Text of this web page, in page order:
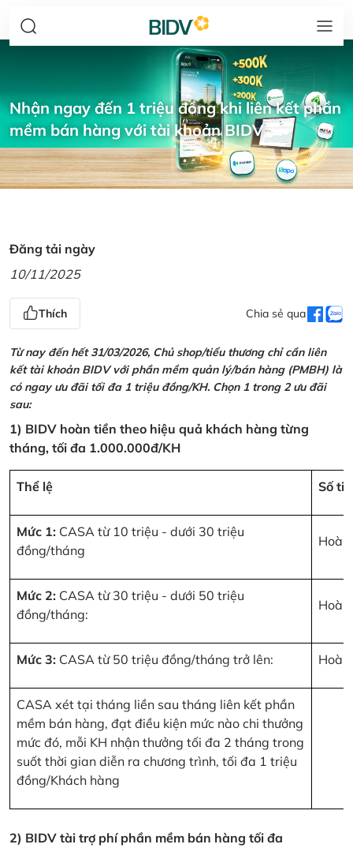
Nhận ngay đến 1 triệu đồng khi liên kết phần
mềm bán hàng với tài khoản BIDV
Đăng tải ngày
10/11/2025
Thích Chia sẻ qua
Từ nay đến hết 31/03/2026, Chủ shop/tiểu thương chỉ cần liên
kết tài khoản BIDV với phần mềm quản lý/bán hàng (PMBH) là
có ngay ưu đãi tối đa 1 triệu đồng/KH. Chọn 1 trong 2 ưu đãi
sau:
1) BIDV hoàn tiền theo hiệu quả khách hàng từng
tháng, tối đa 1.000.000đ/KH
Thể lệ Số
Mức 1: CASA từ 10 triệu - dưới 30 triệu
đồng/tháng
Mức 2: CASA từ 30 triệu - dưới 50 triệu
đồng/tháng:
Mức 3: CASA từ 50 triệu đồng/tháng trở lên:
CASA xét tại tháng liền sau tháng liên kết phần
mềm bán hàng, đạt điều kiện mức nào chi thưởng
mức đó, mỗi KH nhận thưởng tối đa 2 tháng trong
suốt thời gian diễn ra chương trình, tối đa 1 triệu
đồng/Khách hàng
2) BIDV tài trợ phí phần mềm bán hàng tối đa